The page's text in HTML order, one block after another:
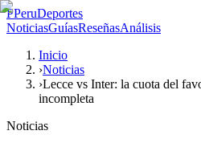
PPeruDeportes
NoticiasGuíasReseñasAnálisis
Inicio
›Noticias
›Lecce vs Inter: la cuota del
incompleta
Noticias